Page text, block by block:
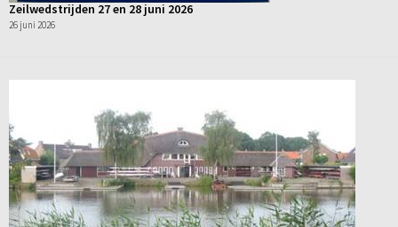
Zeilwedstrijden 27 en 28 juni 2026
26 juni 2026